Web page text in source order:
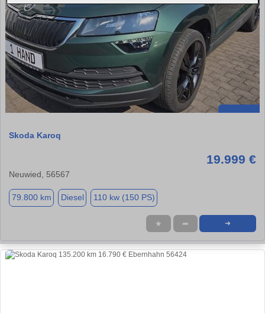
Skoda Karoq
19.999 €
Neuwied, 56567
79.800 km Diesel 110 kw (150 PS)
★ ➦ ➜